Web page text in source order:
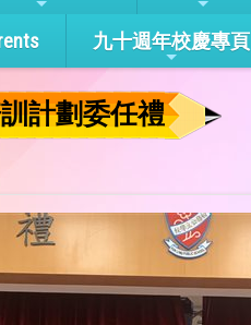
九十週年校慶專頁
計劃委任禮